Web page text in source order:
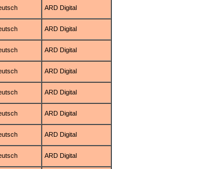
ARD Digital
ARD Digital
ARD Digital
ARD Digital
ARD Digital
ARD Digital
ARD Digital
ARD Digital